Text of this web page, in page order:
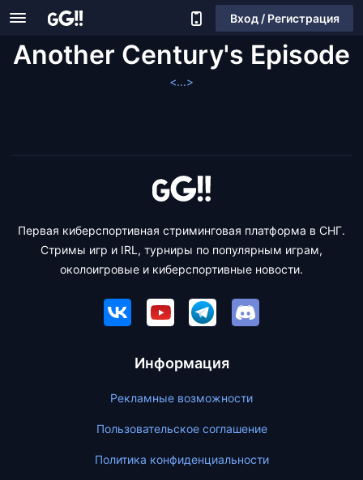
Вход / Регистрация
Another Century's Episode
<...>
Первая киберспортивная стриминговая платформа в СНГ.
Стримы игр и IRL, турниры по популярным играм,
околоигровые и киберспортивные новости.
Информация
Рекламные возможности
Пользовательское соглашение
Политика конфиденциальности